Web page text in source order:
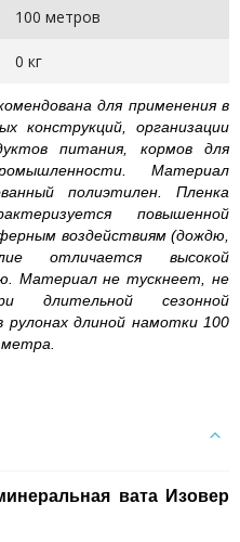
100 метров
0 кг
для применения в
конструкций, организации
питания, кормов для
Материал
полиэтилен. Пленка
повышенной
воздействиям (дождю,
отличается высокой
Материал не тускнеет, не
длительной сезонной
рулонах длиной намотки 100
вата Изовер